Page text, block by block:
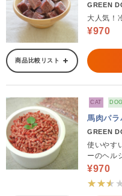
GREEN
大人気！
¥970
商品比較リスト
CAT DOG
馬肉パラ
GREEN
使いやす
ーのヘル
¥970